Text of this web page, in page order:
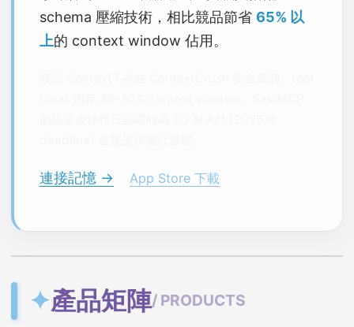
schema 壓縮技術，相比競品節省 65% 以
上的 context window 佔用。
連接記憶 → App Store 下載
✦產品矩陣/ PRODUCTS